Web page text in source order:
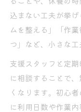
込まない工夫が挙
ムを整える」「作
つ」など、小さな工
支援スタッフと定
に相談することで
くなります。初心
に利用日数や作業